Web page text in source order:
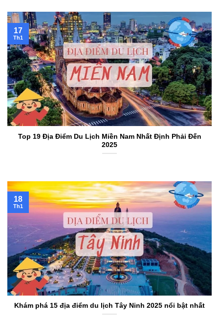
Top 19 Địa Điểm Du Lịch Miền Nam Nhất Định Phải Đến
2025
17
Th1
Khám phá 15 địa điểm du lịch Tây Ninh 2025 nổi bật nhất
18
Th1